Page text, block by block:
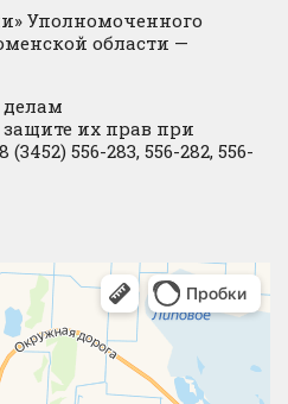
Уполномоченного
области —
их прав при
556-283, 556-282, 556-